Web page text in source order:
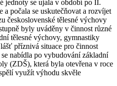
jednoty se ujala v období po II.
a počala se uskutečňovat a rozvíjet
československé tělesné výchovy
byly uváděny v činnost různé
tělesné výchovy, gymnastiky
příznivá situace pro činnost
nabídla po vybudování základní
(ZDŠ), která byla otevřena v roce
využít výhodu skvěle